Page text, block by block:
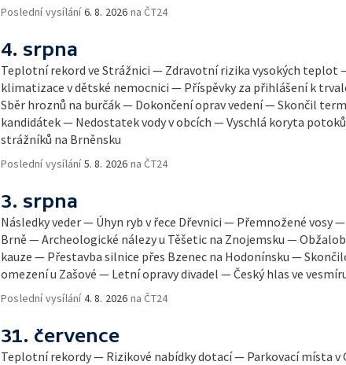
Poslední vysílání6. 8. 2026 na ČT24
4. srpna
Teplotní rekord ve Strážnici — Zdravotní rizika vysokých teplot
klimatizace v dětské nemocnici — Příspěvky za přihlášení k
Sběr hroznů na burčák — Dokončení oprav vedení — Skončil
kandidátek — Nedostatek vody v obcích — Vyschlá koryta
strážníků na Brněnsku
Poslední vysílání5. 8. 2026 na ČT24
3. srpna
Následky veder — Úhyn ryb v řece Dřevnici — Přemnožené vosy
Brně — Archeologické nálezy u Těšetic na Znojemsku —
kauze — Přestavba silnice přes Bzenec na Hodonínsku —
omezení u Zašové — Letní opravy divadel — Český hlas ve
Poslední vysílání4. 8. 2026 na ČT24
31. července
Teplotní rekordy — Rizikové nabídky dotací — Parkovací místa